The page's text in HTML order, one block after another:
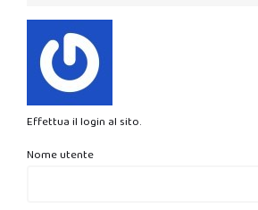
Effettua il login al sito.
Nome utente